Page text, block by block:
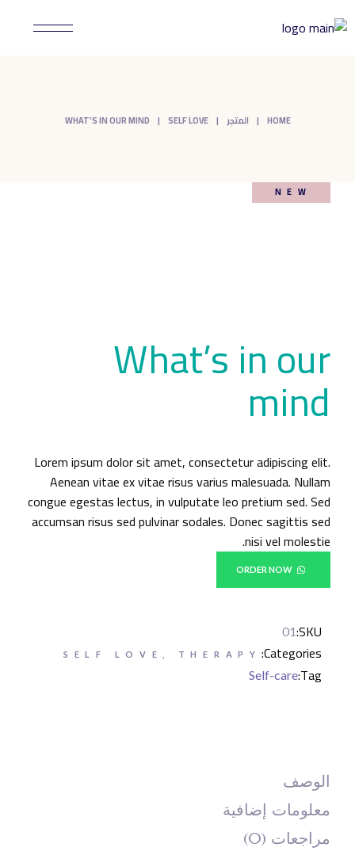
to
the
HOME المتجر SELF LOVE
WHAT’S IN OUR MIND
NEW
What’s in our
mind
Lorem ipsum dolor sit amet, consectetur adipiscing elit.
Aenean vitae ex vitae risus varius malesuada. Nullam
congue egestas lectus, in vulputate leo pretium sed. Sed
accumsan risus sed pulvinar sodales. Donec sagittis sed
nisi vel molestie.
ORDER NOW
SKU:
01
Categories:
SELF LOVE THERAPY
Tag:
Self-care
الوصف
معلومات إضافية
مراجعات (0)